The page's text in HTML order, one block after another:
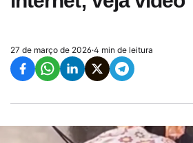
27 de março de 2026·4 min de leitura